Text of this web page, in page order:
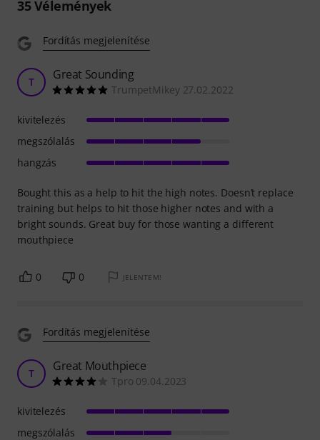
35Vélemények
Fordítás megjelenítése
T Great Sounding
TrumpetMikey 27.02.2022
Bought this as a help to hit the high notes. Doesn’t replace
training but helps to hit those higher notes and with a
bright sounds. Great buy for those wanting a different
mouthpiece
kivitelezés
megszólalás
hangzás
0 0 JELENTEM!
Fordítás megjelenítése
T Great Mouthpiece
Tpro 09.04.2023
kivitelezés
megszólalás